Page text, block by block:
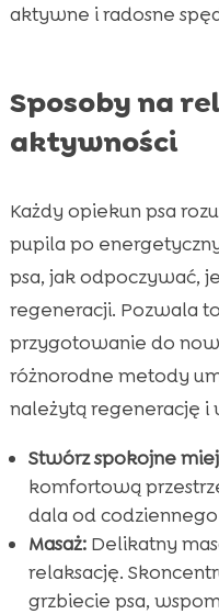
aktywne i radosne
Sposoby na
aktywności
Każdy opiekun psa
pupila po
psa, jak odpoczywać,
regeneracji. Pozwala
przygotowanie do
różnorodne metody
należytą regenerację i
Stwórz spokojne
komfortową
dala od codziennego
Masaż:Delikatny
relaksację.
grzbiecie psa,